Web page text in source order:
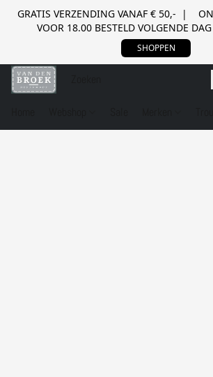
GRATIS VERZENDING VANAF € 50,- |
VOOR 18.00 BESTELD VOLGENDE
SHOPPEN